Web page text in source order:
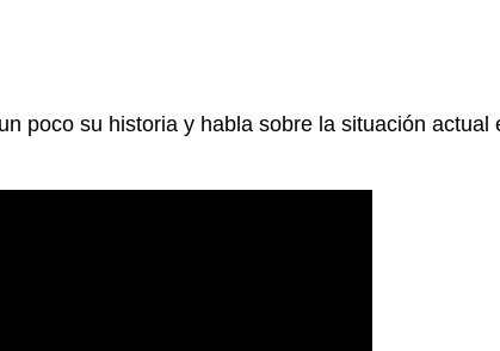
poco su historia y habla sobre la situación actual